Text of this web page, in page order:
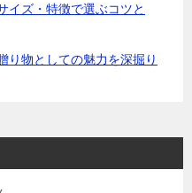
イズ・特徴で選ぶコツと
り物としての魅力を深掘り